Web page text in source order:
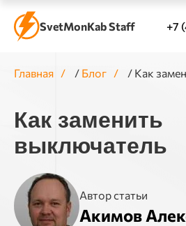
SvetMonKab Staff +7
Главная / Блог / Как
Как заменить
выключатель
Автор статьи
Акимов